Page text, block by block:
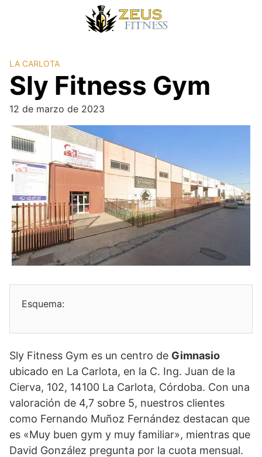
LA CARLOTA
Sly Fitness Gym
12 de marzo de 2023
Esquema:
Sly Fitness Gym es un centro de Gimnasio
ubicado en La Carlota, en la C. Ing. Juan de la
Cierva, 102, 14100 La Carlota, Córdoba. Con una
valoración de 4,7 sobre 5, nuestros clientes
como Fernando Muñoz Fernández destacan que
es «Muy buen gym y muy familiar», mientras que
David González pregunta por la cuota mensual.